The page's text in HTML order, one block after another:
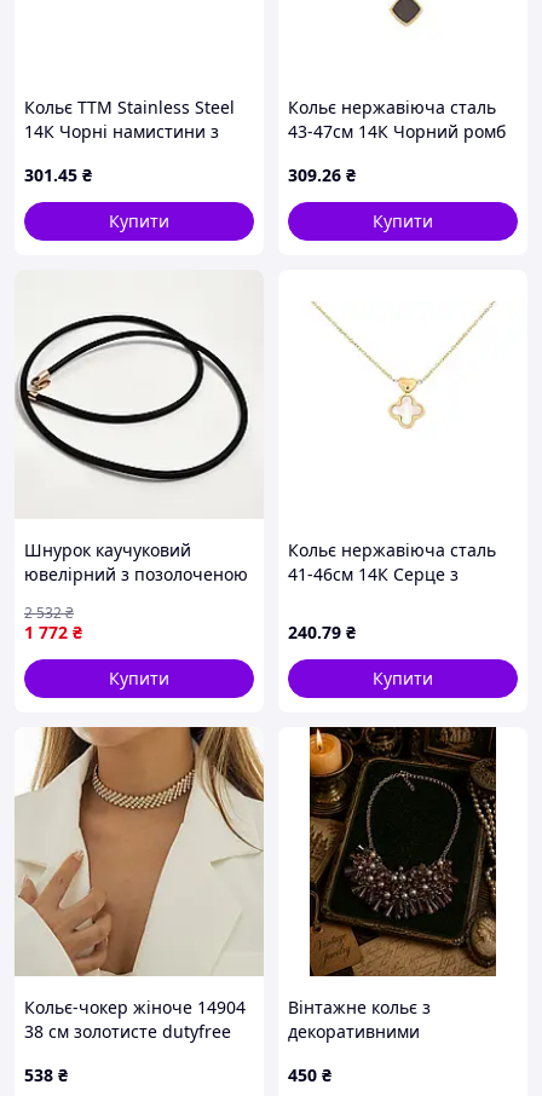
Кольє ТТМ Stainless Steel
14К Чорні намистини з
арт.308137 ТМ XUPING
301.45 ₴
Купити
Кольє нержавіюча сталь
43-47см 14К Чорний ромб
XUPING
309.26 ₴
Купити
Шнурок каучуковий
ювелірний з позолоченою
1 772 ₴
2 532₴
Купити
Кольє нержавіюча сталь
41-46см 14К Серце з
конюшиною 1.5мм
(350190) ТМ XUPING
240.79 ₴
Купити
Кольє-чокер жіноче 14904
38 см золотисте dutyfree
538 ₴
Вінтажне кольє з
декоративними
Великобританія, 43 см
450 ₴